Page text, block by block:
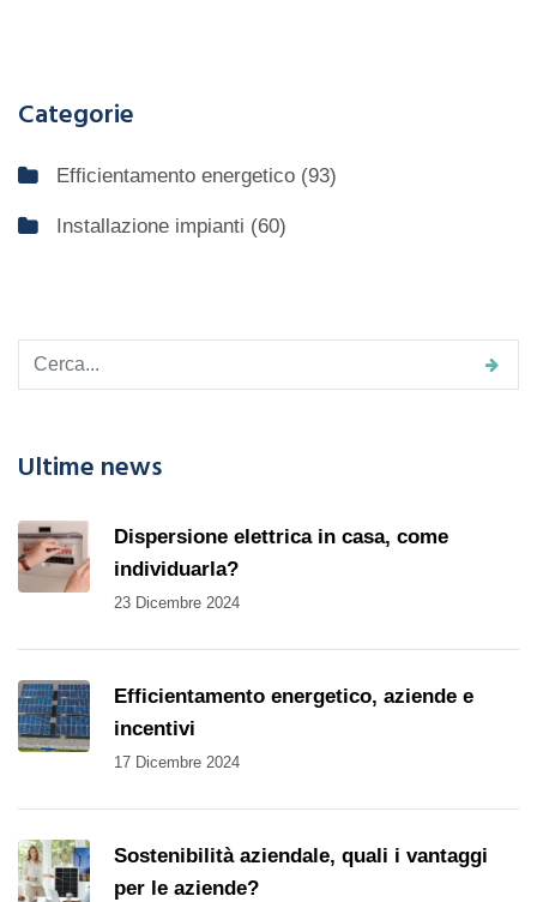
Categorie
Efficientamento energetico (93)
Installazione impianti (60)
Ultime news
Dispersione elettrica in casa, come
individuarla?
23 Dicembre 2024
Efficientamento energetico, aziende e
incentivi
17 Dicembre 2024
Sostenibilità aziendale, quali i vantaggi
per le aziende?